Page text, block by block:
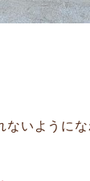
ないように